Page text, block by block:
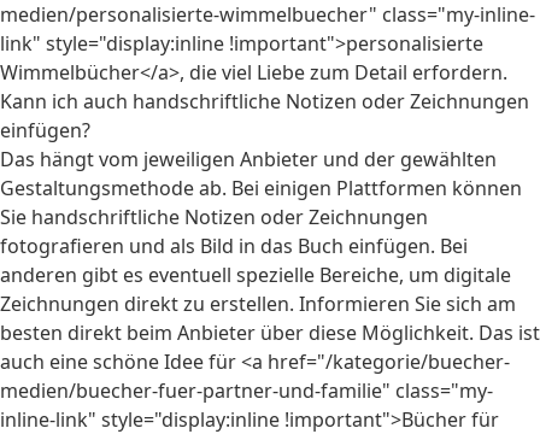
medien/personalisierte-wimmelbuecher" class="my-inline-
link" style="display:inline !important">personalisierte
Wimmelbücher</a>, die viel Liebe zum Detail erfordern.
Kann ich auch handschriftliche Notizen oder Zeichnungen
einfügen?
Das hängt vom jeweiligen Anbieter und der gewählten
Gestaltungsmethode ab. Bei einigen Plattformen können
Sie handschriftliche Notizen oder Zeichnungen
fotografieren und als Bild in das Buch einfügen. Bei
anderen gibt es eventuell spezielle Bereiche, um digitale
Zeichnungen direkt zu erstellen. Informieren Sie sich am
besten direkt beim Anbieter über diese Möglichkeit. Das ist
auch eine schöne Idee für <a href="/kategorie/buecher-
medien/buecher-fuer-partner-und-familie" class="my-
inline-link" style="display:inline !important">Bücher für